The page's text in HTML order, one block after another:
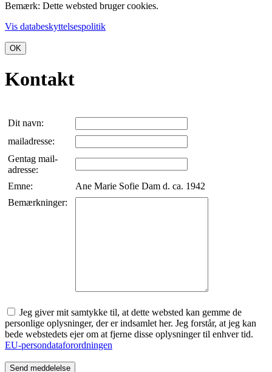
Bemærk: Dette websted bruger cookies.
Vis databeskyttelsespolitik
OK
Kontakt
Dit navn:
mailadresse:
Gentag mail-
adresse:
Emne:
Ane Marie Sofie Dam d. ca. 1942
Bemærkninger:
Jeg giver mit samtykke til, at dette websted kan gemme de
personlige oplysninger, der er indsamlet her. Jeg forstår, at jeg kan
bede webstedets ejer om at fjerne disse oplysninger til enhver tid.
EU-persondataforordningen